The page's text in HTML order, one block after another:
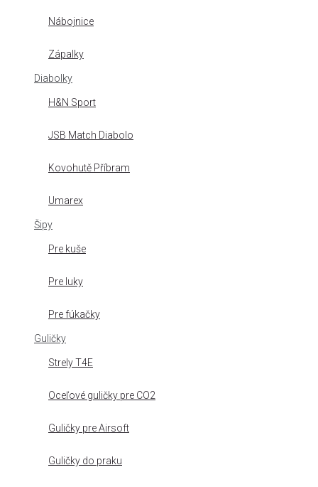
Nábojnice
Zápalky
Diabolky
H&N Sport
JSB Match Diabolo
Kovohutě Příbram
Umarex
Šipy
Pre kuše
Pre luky
Pre fúkačky
Guličky
Strely T4E
Oceľové guličky pre CO2
Guličky pre Airsoft
Guličky do praku